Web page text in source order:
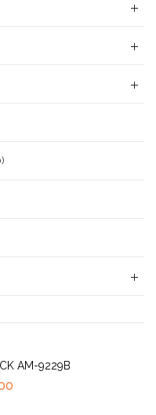
AM-9229B